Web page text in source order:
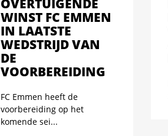
WINST FC EMMEN
IN LAATSTE
WEDSTRIJD VAN
DE
VOORBEREIDING
FC Emmen heeft de
voorbereiding op het
komende sei...